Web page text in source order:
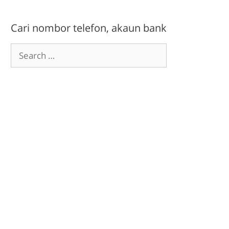
Cari nombor telefon, akaun bank
Search
for: